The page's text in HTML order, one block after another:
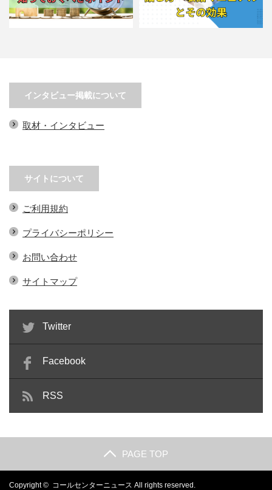
インタビュー掲載について
取材・インタビュー
サイトについて
ご利用規約
プライバシーポリシー
お問い合わせ
サイトマップ
Twitter
Facebook
RSS
PAGE TOP
Copyright © コールセンターニュース All rights reserved.